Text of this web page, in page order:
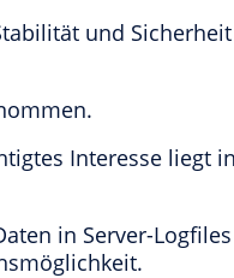
und
Interesse liegt
in Server-